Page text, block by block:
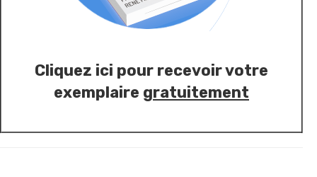
Cliquez ici pour recevoir votre
exemplaire gratuitement